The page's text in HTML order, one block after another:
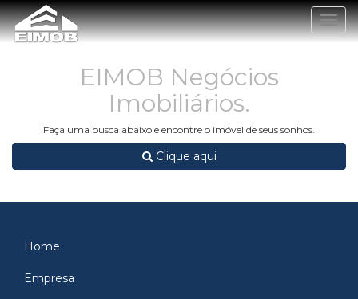
EIMOB Negócios
Imobiliários.
Faça uma busca abaixo e encontre o imóvel de seus sonhos.
Clique aqui
Home
Empresa